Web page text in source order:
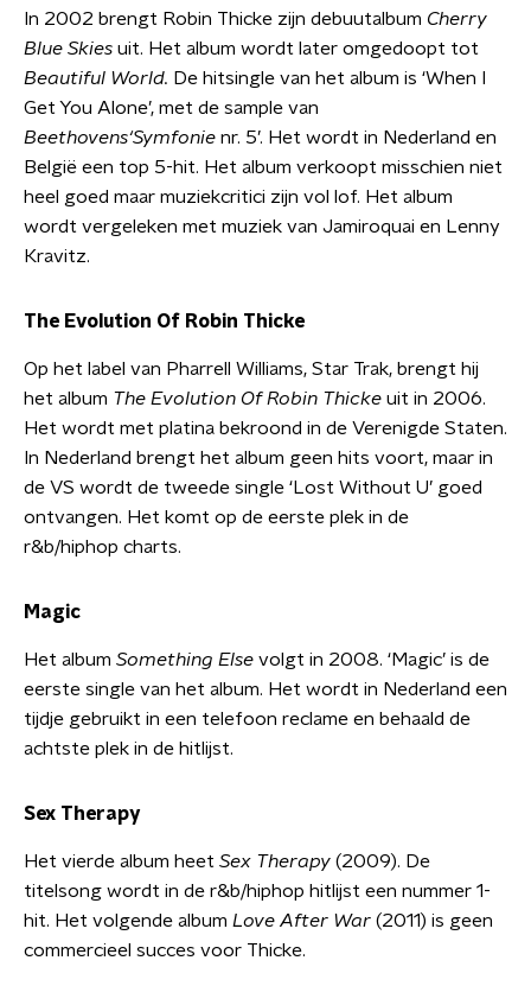
In 2002 brengt Robin Thicke zijn debuutalbum Cherry
Blue Skies uit. Het album wordt later omgedoopt tot
Beautiful World. De hitsingle van het album is ‘When I
Get You Alone’, met de sample van
Beethovens‘Symfonie nr. 5’. Het wordt in Nederland en
België een top 5-hit. Het album verkoopt misschien niet
heel goed maar muziekcritici zijn vol lof. Het album
wordt vergeleken met muziek van Jamiroquai en Lenny
Kravitz.
The Evolution Of Robin Thicke
Op het label van Pharrell Williams, Star Trak, brengt hij
het album The Evolution Of Robin Thicke uit in 2006.
Het wordt met platina bekroond in de Verenigde Staten.
In Nederland brengt het album geen hits voort, maar in
de VS wordt de tweede single ‘Lost Without U’ goed
ontvangen. Het komt op de eerste plek in de
r&b/hiphop charts.
Magic
Het album Something Else volgt in 2008. ‘Magic’ is de
eerste single van het album. Het wordt in Nederland een
tijdje gebruikt in een telefoon reclame en behaald de
achtste plek in de hitlijst.
Sex Therapy
Het vierde album heet Sex Therapy (2009). De
titelsong wordt in de r&b/hiphop hitlijst een nummer 1-
hit. Het volgende album Love After War (2011) is geen
commercieel succes voor Thicke.